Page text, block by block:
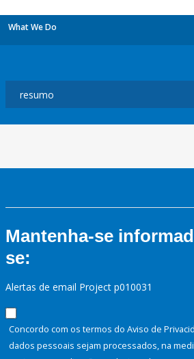
What We Do
Mantenha-se
se:
Alertas de email Project p010031
Concordo com os termos do Aviso de
dados pessoais sejam processados, na